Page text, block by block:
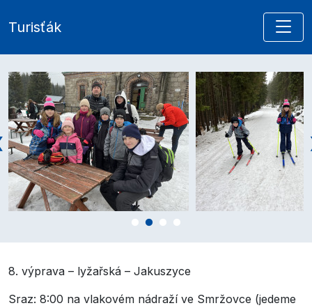
Turisťák
8. výprava – lyžařská – Jakuszyce
Sraz: 8:00 na vlakovém nádraží ve Smržovce (jedeme